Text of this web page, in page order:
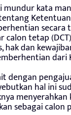
mundur kata
secara
calon tetap
hak dan
dengan
hal ini
menyerahkan
sebagai calon